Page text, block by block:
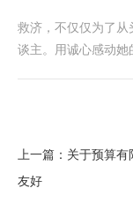
救济，不仅仅为了
谈主。用诚心感动她
上一篇： 关于预算有
友好